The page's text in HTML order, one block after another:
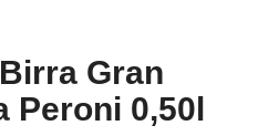
Gran
Peroni 0,50l